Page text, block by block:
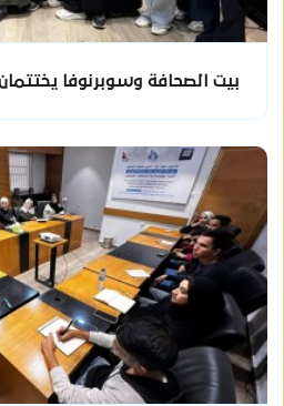
بيت الصحافة وسوبرنوفا